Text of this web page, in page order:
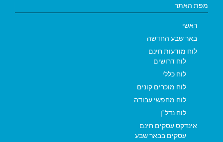
מפת האתר
ראשי
באר שבע החדשה
לוח מודעות חינם
לוח דרושים
לוח כללי
לוח מוכרים קונים
לוח מחפשי עבודה
לוח נדל"ן
אינדקס עסקים חינם
עסקים בבאר שבע